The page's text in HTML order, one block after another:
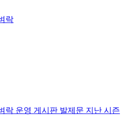
락
락 운영 게시판 발제문 지난 시즌